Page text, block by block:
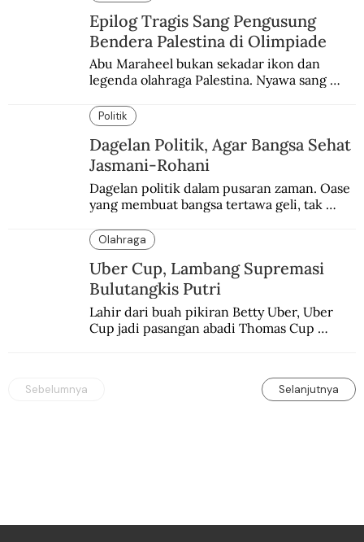
Epilog Tragis Sang Pengusung
Bendera Palestina di Olimpiade
Abu Maraheel bukan sekadar ikon dan
legenda olahraga Palestina. Nyawa sang
memblokade Rafah.
Politik
Dagelan Politik, Agar Bangsa Sehat
Jasmani-Rohani
Dagelan politik dalam pusaran zaman. Oase
yang membuat bangsa tertawa geli, tak
Olahraga
Uber Cup, Lambang Supremasi
Bulutangkis Putri
Lahir dari buah pikiran Betty Uber, Uber
Cup jadi pasangan abadi Thomas Cup
Sebelumnya Selanjutnya